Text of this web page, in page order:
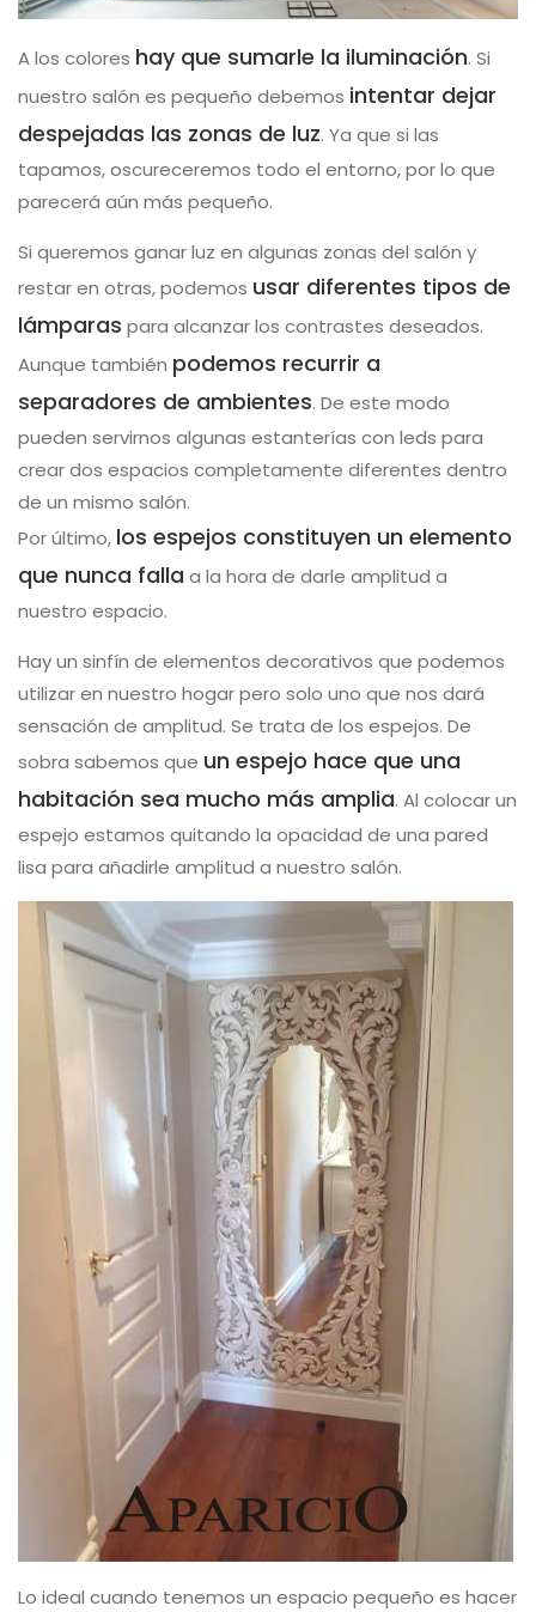
A los colores hay que sumarle la iluminación. Si
nuestro salón es pequeño debemos intentar dejar
despejadas las zonas de luz. Ya que si las
tapamos, oscureceremos todo el entorno, por lo que
parecerá aún más pequeño.
Si queremos ganar luz en algunas zonas del salón y
restar en otras, podemos usar diferentes tipos de
lámparas para alcanzar los contrastes deseados.
Aunque también podemos recurrir a
separadores de ambientes. De este modo
pueden servirnos algunas estanterías con leds para
crear dos espacios completamente diferentes dentro
de un mismo salón.
Por último, los espejos constituyen un elemento
que nunca falla a la hora de darle amplitud a
nuestro espacio.
Hay un sinfín de elementos decorativos que podemos
utilizar en nuestro hogar pero solo uno que nos dará
sensación de amplitud. Se trata de los espejos. De
sobra sabemos que un espejo hace que una
habitación sea mucho más amplia. Al colocar un
espejo estamos quitando la opacidad de una pared
lisa para añadirle amplitud a nuestro salón.
Lo ideal cuando tenemos un espacio pequeño es hacer